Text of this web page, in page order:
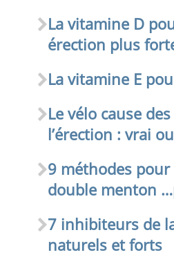
La vitamine D
érection plus
La vitamine E
Le vélo cause
l’érection : vrai
9 méthodes
double menton
7 inhibiteurs de
naturels et forts